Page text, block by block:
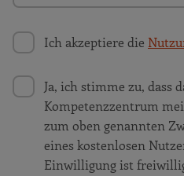
Ich akzeptiere die
Ja, ich stimme zu, dass
Kompetenzzentrum
zum oben genannten
eines kostenlosen
Einwilligung ist